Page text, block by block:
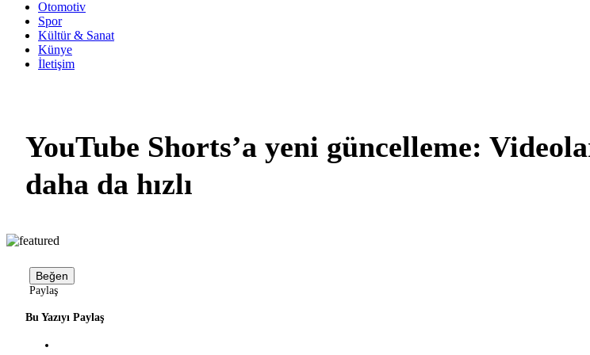
Otomotiv
Spor
Kültür & Sanat
Künye
İletişim
YouTube Shorts’a yeni güncelleme:
daha da hızlı
Beğen
Paylaş
Bu Yazıyı Paylaş